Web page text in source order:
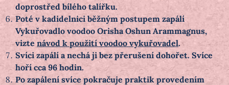
doprostřed bílého talířku.
Poté v kadidelnici běžným postupem zapálí
Vykuřovadlo voodoo Orisha Oshun Arammagnus,
vizte návod k použití voodoo vykuřovadel.
Svíci zapálí a nechá ji bez přerušení dohořet. Svíce
hoří cca 96 hodin.
Po zapálení svíce pokračuje praktik provedením